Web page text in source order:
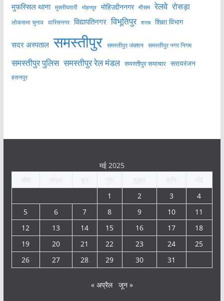
मुफस्सिल थाना मुसरीघरारी मोहनपुर मोहिउद्दीननगर मौसम रेलवे रोसड़ा
लोकसभा चुनाव वारिसनगर विद्यापतिनगर विभूतिपुर शराब शिक्षा विभाग
सदर अस्पताल समस्तीपुर समस्तीपुर जंक्शन समस्तीपुर नगर निगम
समस्तीपुर पुलिस समस्तीपुर रेल मंडल समस्तीपुर समाचार सरायरंजन
हसनपुर
मई 2025
1
2 3
4
5
6 7 8 9 10
11
12
13 14 15 16 17
18
19
20 21 22 23 24
25
26
27 28 29 30 31
« अप्रैल जून »